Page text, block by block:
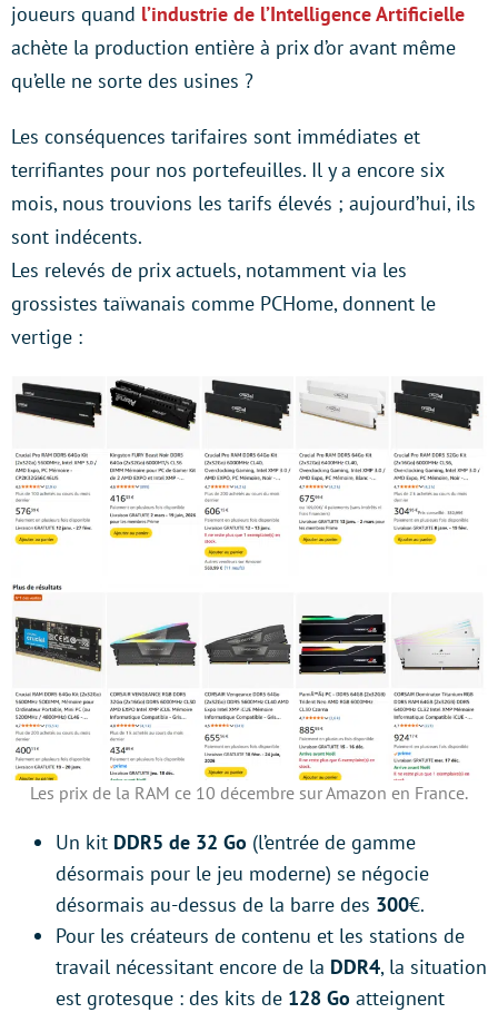
joueurs quand l’industrie de l’Intelligence Artificielle
achète la production entière à prix d’or avant même
qu’elle ne sorte des usines ?
Les conséquences tarifaires sont immédiates et
terrifiantes pour nos portefeuilles. Il y a encore six
mois, nous trouvions les tarifs élevés ; aujourd’hui, ils
sont indécents.
Les relevés de prix actuels, notamment via les
grossistes taïwanais comme PCHome, donnent le
vertige :
Les prix de la RAM ce 10 décembre sur Amazon en France.
Un kit DDR5 de 32 Go (l’entrée de gamme
désormais pour le jeu moderne) se négocie
désormais au-dessus de la barre des 300€.
Pour les créateurs de contenu et les stations de
travail nécessitant encore de la DDR4, la situation
est grotesque : des kits de 128 Go atteignent